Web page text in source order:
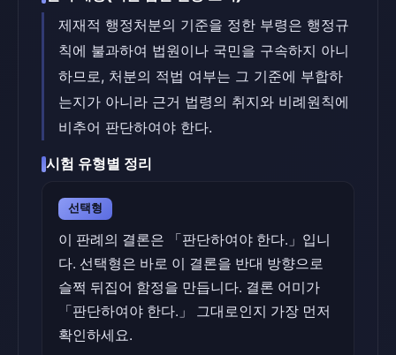
제재적 행정처분의 기준을 정한 부령은 행정규
칙에 불과하여 법원이나 국민을 구속하지 아니
하므로, 처분의 적법 여부는 그 기준에 부합하
는지가 아니라 근거 법령의 취지와 비례원칙에
비추어 판단하여야 한다.
시험 유형별 정리
선택형
이 판례의 결론은 「판단하여야 한다.」입니
다. 선택형은 바로 이 결론을 반대 방향으로
슬쩍 뒤집어 함정을 만듭니다. 결론 어미가
「판단하여야 한다.」 그대로인지 가장 먼저
확인하세요.